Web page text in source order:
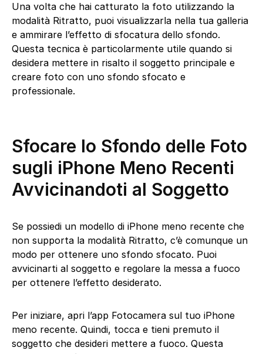
Una volta che hai catturato la foto utilizzando la
modalità Ritratto, puoi visualizzarla nella tua galleria
e ammirare l’effetto di sfocatura dello sfondo.
Questa tecnica è particolarmente utile quando si
desidera mettere in risalto il soggetto principale e
creare foto con uno sfondo sfocato e
professionale.
Sfocare lo Sfondo delle Foto
sugli iPhone Meno Recenti
Avvicinandoti al Soggetto
Se possiedi un modello di iPhone meno recente che
non supporta la modalità Ritratto, c’è comunque un
modo per ottenere uno sfondo sfocato. Puoi
avvicinarti al soggetto e regolare la messa a fuoco
per ottenere l’effetto desiderato.
Per iniziare, apri l’app Fotocamera sul tuo iPhone
meno recente. Quindi, tocca e tieni premuto il
soggetto che desideri mettere a fuoco. Questa